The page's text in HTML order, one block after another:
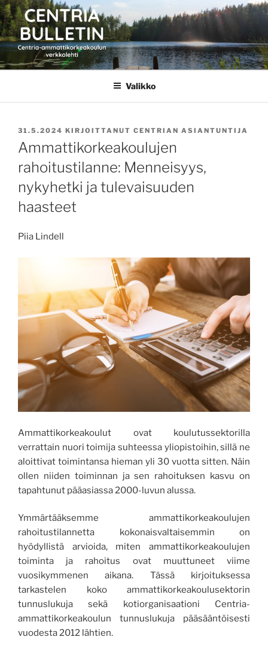
Siirry
sisältöön
CENTRIA BULLETIN
Valikko
JULKAISTU
31.5.2024 KIRJOITTANUT CENTRIAN ASIANTUNTIJA
Ammattikorkeakoulujen
rahoitustilanne: Menneisyys,
nykyhetki ja tulevaisuuden
haasteet
Piia Lindell
Ammattikorkeakoulut ovat koulutussektorilla
verrattain nuori toimija suhteessa yliopistoihin, sillä ne
aloittivat toimintansa hieman yli 30 vuotta sitten. Näin
ollen niiden toiminnan ja sen rahoituksen kasvu on
tapahtunut pääasiassa 2000-luvun alussa.
Ymmärtääksemme ammattikorkeakoulujen
rahoitustilannetta kokonaisvaltaisemmin on
hyödyllistä arvioida, miten ammattikorkeakoulujen
toiminta ja rahoitus ovat muuttuneet viime
vuosikymmenen aikana. Tässä kirjoituksessa
tarkastelen koko ammattikorkeakoulusektorin
tunnuslukuja sekä kotiorganisaationi Centria-
ammattikorkeakoulun tunnuslukuja pääsääntöisesti
vuodesta 2012 lähtien.